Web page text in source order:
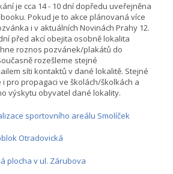
je cca 14 - 10 dní dopředu uveřejněna
Pokud je to akce plánovaná více
i v aktuálních Novinách Prahy 12.
před akcí obejita osobně lokalita
roznos pozvánek/plakátů do
rozešleme stejné
síti kontaktů v dané lokalitě. Stejné
pro propagaci ve školách/školkách a
výskytu obyvatel dané lokality.
sportovního areálu Smolíček
Otradovická
plocha v ul. Zárubova